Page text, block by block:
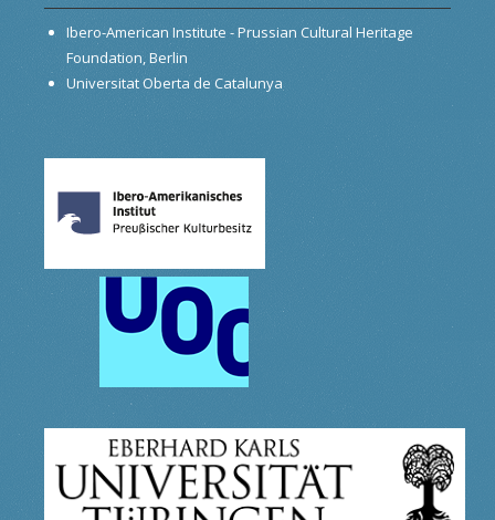
Ibero-American Institute - Prussian Cultural Heritage
Foundation, Berlin
Universitat Oberta de Catalunya